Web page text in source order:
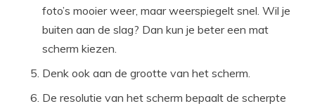
foto’s mooier weer, maar weerspiegelt snel. Wil je
buiten aan de slag? Dan kun je beter een mat
scherm kiezen.
Denk ook aan de grootte van het scherm.
De resolutie van het scherm bepaalt de scherpte